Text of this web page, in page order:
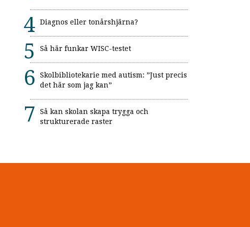
Diagnos eller tonårshjärna?
Så här funkar WISC-testet
Skolbibliotekarie med autism: ”Just precis
det här som jag kan”
Så kan skolan skapa trygga och
strukturerade raster